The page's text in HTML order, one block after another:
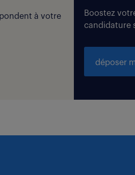
à votre
Boostez
candidature
déposer